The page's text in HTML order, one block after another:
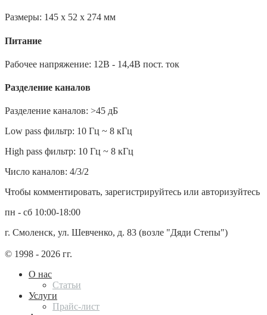
Размеры: 145 x 52 x 274 мм
Питание
Рабочее напряжение: 12В - 14,4В пост. ток
Разделение каналов
Разделение каналов: >45 дБ
Low pass фильтр: 10 Гц ~ 8 кГц
High pass фильтр: 10 Гц ~ 8 кГц
Число каналов: 4/3/2
Чтобы комментировать, зарегистрируйтесь или авторизуйтесь
пн - сб 10:00-18:00
г. Смоленск, ул. Шевченко, д. 83 (возле "Дяди Степы")
© 1998 - 2026 гг.
О нас
Статьи
Услуги
Прайс-лист